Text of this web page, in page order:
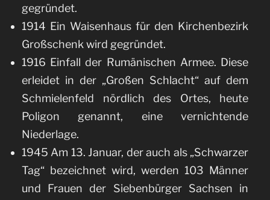
gegründet.
1914 Ein Waisenhaus für den Kirchenbezirk
Großschenk wird gegründet.
1916 Einfall der Rumänischen Armee. Diese
erleidet in der „Großen Schlacht“ auf dem
Schmielenfeld nördlich des Ortes, heute
Poligon genannt, eine vernichtende
Niederlage.
1945 Am 13. Januar, der auch als „Schwarzer
Tag“ bezeichnet wird, werden 103 Männer
und Frauen der Siebenbürger Sachsen in